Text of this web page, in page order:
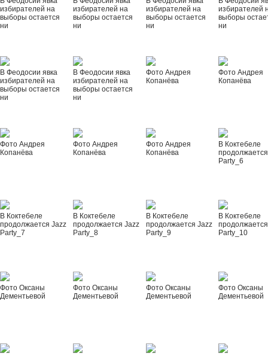
избирателей на
выборы остается
ни
избирателей на
выборы остается
ни
избирателей на
выборы остается
ни
избирателей
выборы
ни
В Феодосии явка
избирателей на
выборы остается
ни
В Феодосии явка
избирателей на
выборы остается
ни
Фото Андрея
Копанёва
Фото Андрея
Копанёва
Фото Андрея
Копанёва
Фото Андрея
Копанёва
Фото Андрея
Копанёва
В Коктебеле
Party_6
В Коктебеле
продолжается Jazz
Party_7
В Коктебеле
продолжается Jazz
Party_8
В Коктебеле
продолжается Jazz
Party_9
В Коктебеле
Party_10
Фото Оксаны
Дементьевой
Фото Оксаны
Дементьевой
Фото Оксаны
Дементьевой
Фото Оксаны
Дементьевой